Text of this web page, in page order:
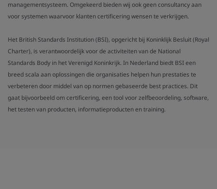
managementsysteem. Omgekeerd bieden wij ook geen consultancy aan
voor systemen waarvoor klanten certificering wensen te verkrijgen.
Het British Standards Institution (BSI), opgericht bij Koninklijk Besluit (Royal
Charter), is verantwoordelijk voor de activiteiten van de National
Standards Body in het Verenigd Koninkrijk. In Nederland biedt BSI een
breed scala aan oplossingen die organisaties helpen hun prestaties te
verbeteren door middel van op normen gebaseerde best practices. Dit
gaat bijvoorbeeld om certificering, een tool voor zelfbeoordeling, software,
het testen van producten, informatieproducten en training.